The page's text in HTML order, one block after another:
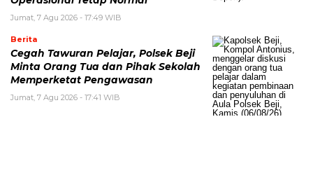
Jumat, 7 Agu 2026 - 17:49 WIB
Berita
Cegah Tawuran Pelajar, Polsek Beji
Minta Orang Tua dan Pihak Sekolah
Memperketat Pengawasan
Jumat, 7 Agu 2026 - 17:41 WIB